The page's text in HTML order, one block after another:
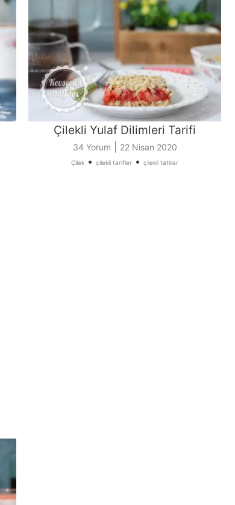
Çilekli Yulaf Dilimleri Tarifi
34 Yorum 22 Nisan 2020
Çilek • çilekli tarifler • çilekli tatlılar